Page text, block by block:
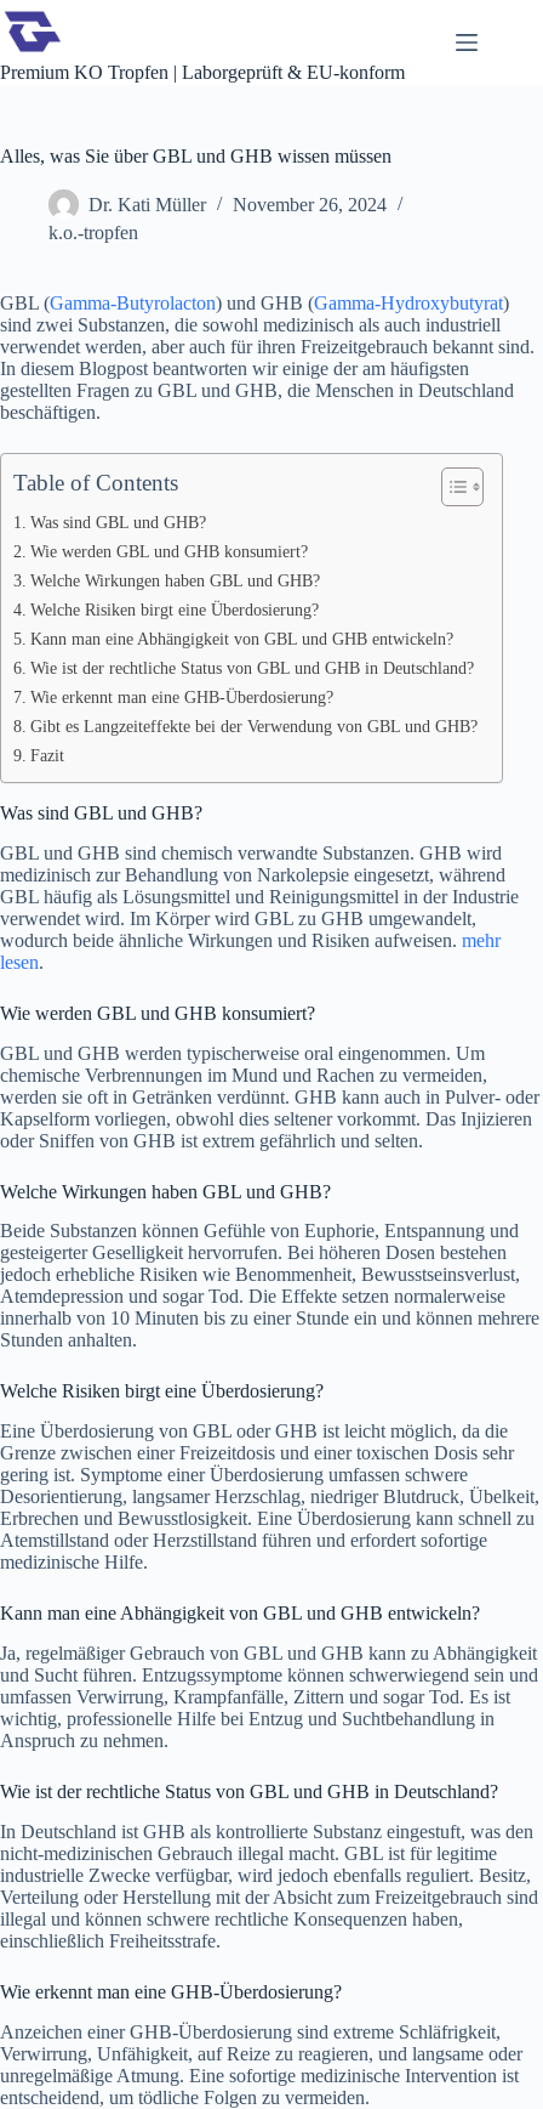
Zum
Inhalt
springen
Premium KO Tropfen | Laborgeprüft & EU-konform
Alles, was Sie über GBL und GHB wissen müssen
Dr. Kati Müller
November 26, 2024
k.o.-tropfen
GBL (Gamma-Butyrolacton) und GHB (Gamma-Hydroxybutyrat)
sind zwei Substanzen, die sowohl medizinisch als auch industriell
verwendet werden, aber auch für ihren Freizeitgebrauch bekannt sind.
In diesem Blogpost beantworten wir einige der am häufigsten
gestellten Fragen zu GBL und GHB, die Menschen in Deutschland
beschäftigen.
Table of Contents
Was sind GBL und GHB?
Wie werden GBL und GHB konsumiert?
Welche Wirkungen haben GBL und GHB?
Welche Risiken birgt eine Überdosierung?
Kann man eine Abhängigkeit von GBL und GHB entwickeln?
Wie ist der rechtliche Status von GBL und GHB in Deutschland?
Wie erkennt man eine GHB-Überdosierung?
Gibt es Langzeiteffekte bei der Verwendung von GBL und GHB?
Fazit
Was sind GBL und GHB?
GBL und GHB sind chemisch verwandte Substanzen. GHB wird
medizinisch zur Behandlung von Narkolepsie eingesetzt, während
GBL häufig als Lösungsmittel und Reinigungsmittel in der Industrie
verwendet wird. Im Körper wird GBL zu GHB umgewandelt,
wodurch beide ähnliche Wirkungen und Risiken aufweisen. mehr
lesen.
Wie werden GBL und GHB konsumiert?
GBL und GHB werden typischerweise oral eingenommen. Um
chemische Verbrennungen im Mund und Rachen zu vermeiden,
werden sie oft in Getränken verdünnt. GHB kann auch in Pulver- oder
Kapselform vorliegen, obwohl dies seltener vorkommt. Das Injizieren
oder Sniffen von GHB ist extrem gefährlich und selten.
Welche Wirkungen haben GBL und GHB?
Beide Substanzen können Gefühle von Euphorie, Entspannung und
gesteigerter Geselligkeit hervorrufen. Bei höheren Dosen bestehen
jedoch erhebliche Risiken wie Benommenheit, Bewusstseinsverlust,
Atemdepression und sogar Tod. Die Effekte setzen normalerweise
innerhalb von 10 Minuten bis zu einer Stunde ein und können mehrere
Stunden anhalten.
Welche Risiken birgt eine Überdosierung?
Eine Überdosierung von GBL oder GHB ist leicht möglich, da die
Grenze zwischen einer Freizeitdosis und einer toxischen Dosis sehr
gering ist. Symptome einer Überdosierung umfassen schwere
Desorientierung, langsamer Herzschlag, niedriger Blutdruck, Übelkeit,
Erbrechen und Bewusstlosigkeit. Eine Überdosierung kann schnell zu
Atemstillstand oder Herzstillstand führen und erfordert sofortige
medizinische Hilfe​.
Kann man eine Abhängigkeit von GBL und GHB entwickeln?
Ja, regelmäßiger Gebrauch von GBL und GHB kann zu Abhängigkeit
und Sucht führen. Entzugssymptome können schwerwiegend sein und
umfassen Verwirrung, Krampfanfälle, Zittern und sogar Tod. Es ist
wichtig, professionelle Hilfe bei Entzug und Suchtbehandlung in
Anspruch zu nehmen.
Wie ist der rechtliche Status von GBL und GHB in Deutschland?
In Deutschland ist GHB als kontrollierte Substanz eingestuft, was den
nicht-medizinischen Gebrauch illegal macht. GBL ist für legitime
industrielle Zwecke verfügbar, wird jedoch ebenfalls reguliert. Besitz,
Verteilung oder Herstellung mit der Absicht zum Freizeitgebrauch sind
illegal und können schwere rechtliche Konsequenzen haben,
einschließlich Freiheitsstrafe​.
Wie erkennt man eine GHB-Überdosierung?
Anzeichen einer GHB-Überdosierung sind extreme Schläfrigkeit,
Verwirrung, Unfähigkeit, auf Reize zu reagieren, und langsame oder
unregelmäßige Atmung. Eine sofortige medizinische Intervention ist
entscheidend, um tödliche Folgen zu vermeiden.